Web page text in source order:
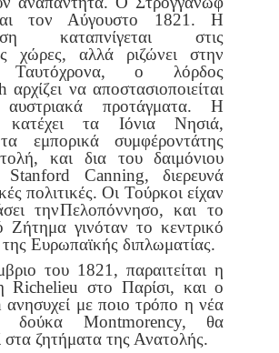
τον Αύγουστο 1821. Η
καταπνίγεται στις
χώρες, αλλά ριζώνει στην
Ταυτόχρονα, ο λόρδος
αρχίζει να αποστασιοποιείται
προτάγματα. Η
κατέχει τα Ιόνια Νησιά,
εμπορικά συμφέροντάτης
και δια του δαιμόνιου
Stanford Canning,διερευνά
πολιτικές. Οι Τούρκοι είχαν
τηνΠελοπόννησο, και το
Ζήτημα γινόταν το κεντρικό
Ευρωπαϊκής διπλωματίας.
του 1821, παραιτείται η
Richelieu στο Παρίσι, και ο
με ποιο τρόπο η νέα
δούκα Montmorency, θα
στα ζητήματα της Ανατολής.